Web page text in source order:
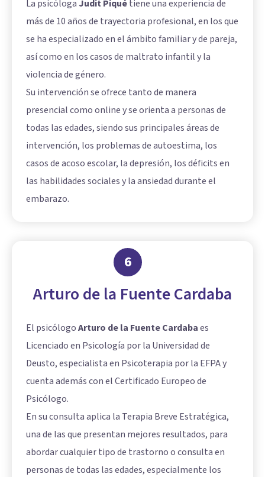
La psicóloga Judit Piquétiene una experiencia de
más de 10 años de trayectoria profesional, en los que
se ha especializado en el ámbito familiar y de pareja,
así como en los casos de maltrato infantil y la
violencia de género.
Su intervención se ofrece tanto de manera
presencial como online y se orienta a personas de
todas las edades, siendo sus principales áreas de
intervención, los problemas de autoestima, los
casos de acoso escolar, la depresión, los déficits en
las habilidades sociales y la ansiedad durante el
embarazo.
6
Arturo de la Fuente Cardaba
El psicólogoArturo de la Fuente Cardabaes
Licenciado en Psicología por la Universidad de
Deusto, especialista en Psicoterapia por la EFPA y
cuenta además con el Certificado Europeo de
Psicólogo.
En su consulta aplica la Terapia Breve Estratégica,
una de las que presentan mejores resultados, para
abordar cualquier tipo de trastorno o consulta en
personas de todas las edades, especialmente los